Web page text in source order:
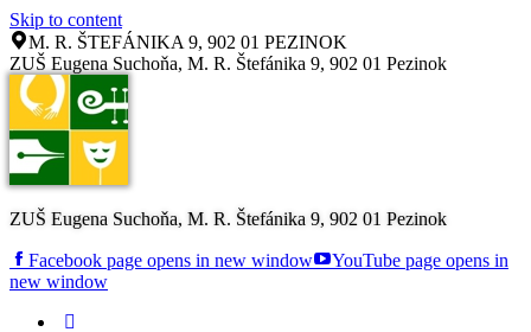
Skip to content
M. R. ŠTEFÁNIKA 9, 902 01 PEZINOK
ZUŠ Eugena Suchoňa, M. R. Štefánika 9, 902 01 Pezinok
ZUŠ Eugena Suchoňa, M. R. Štefánika 9, 902 01 Pezinok
Facebook page opens in new window
YouTube page opens in
new window